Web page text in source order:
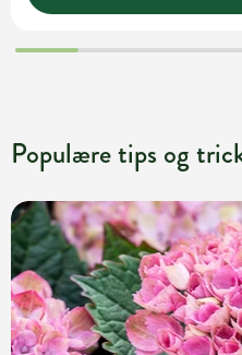
Populære tips og